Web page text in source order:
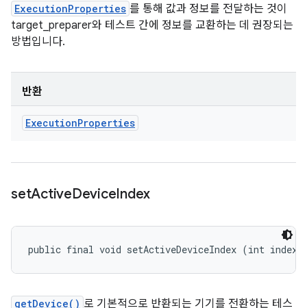
ExecutionProperties 를 통해 값과 정보를 전달하는 것이
target_preparer와 테스트 간에 정보를 교환하는 데 권장되는
방법입니다.
반환
ExecutionProperties
setActiveDeviceIndex
public final void setActiveDeviceIndex (int index)
getDevice() 로 기본적으로 반환되는 기기를 전환하는 테스